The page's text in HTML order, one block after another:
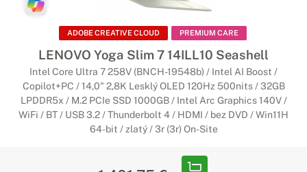
ADOBE CREATIVE CLOUD PREMIUM CARE
LENOVO Yoga Slim 7 14ILL10 Seashell
Intel Core Ultra 7 258V (BNCH-19548b) / Intel AI Boost /
Copilot+PC / 14,0" 2,8K Lesklý OLED 120Hz 500nits / 32GB
LPDDR5x / M.2 PCIe SSD 1000GB / Intel Arc Graphics 140V /
WiFi / BT / USB 3.2 / Thunderbolt 4 / HDMI / bez DVD / Win11H
64-bit / zlatý / 3r (3r) On-Site